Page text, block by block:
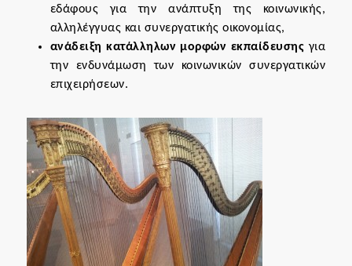
εδάφους για την ανάπτυξη της κοινωνικής,
αλληλέγγυας και συνεργατικής οικονομίας,
ανάδειξη κατάλληλων μορφών εκπαίδευσης για
την ενδυνάμωση των κοινωνικών συνεργατικών
επιχειρήσεων.